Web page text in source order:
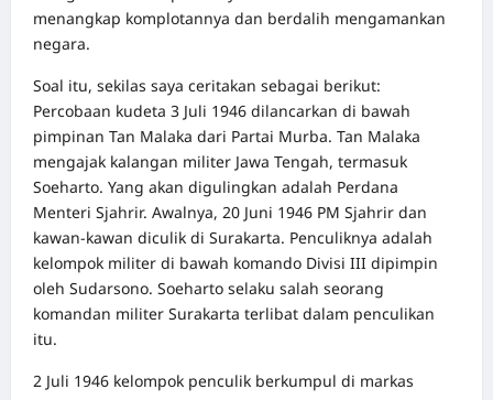
menangkap komplotannya dan berdalih mengamankan
negara.
Soal itu, sekilas saya ceritakan sebagai berikut:
Percobaan kudeta 3 Juli 1946 dilancarkan di bawah
pimpinan Tan Malaka dari Partai Murba. Tan Malaka
mengajak kalangan militer Jawa Tengah, termasuk
Soeharto. Yang akan digulingkan adalah Perdana
Menteri Sjahrir. Awalnya, 20 Juni 1946 PM Sjahrir dan
kawan-kawan diculik di Surakarta. Penculiknya adalah
kelompok militer di bawah komando Divisi III dipimpin
oleh Sudarsono. Soeharto selaku salah seorang
komandan militer Surakarta terlibat dalam penculikan
itu.
2 Juli 1946 kelompok penculik berkumpul di markas